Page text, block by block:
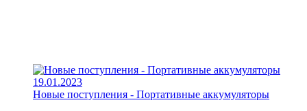
19.01.2023
Новые поступления - Портативные аккумуляторы